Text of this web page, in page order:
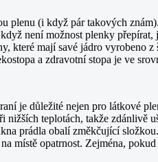
plenu (i když pár takových
není možnost plenky
které mají savé jádro vyrobeno
a zdravotní stopa je ve
je důležité nejen pro látkové
teplotách, takže zdánlivě
prádla obalí změkčující
místě opatrnost. Zejména,